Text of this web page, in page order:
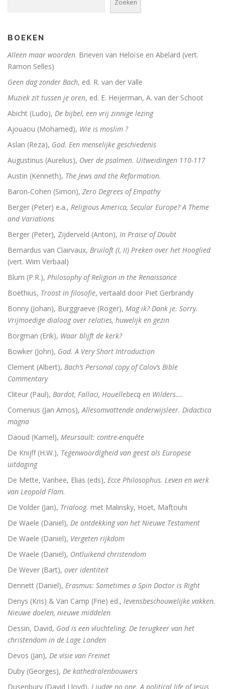
Zoeken
BOEKEN
Alleen maar woorden. Brieven van Heloïse en Abelard (vert.
Ramon Selles)
Geen dag zonder Bach, ed. R. van der Valle
Muziek zit tussen je oren, ed. E. Heijerman, A. van der Schoot
Abicht (Ludo), De bijbel, een vrij zinnige lezing
Ajouaou (Mohamed), Wie is moslim ?
Aslan (Reza), God. Een menselijke geschiedenis
Augustinus (Aurelius), Over de psalmen. Uitweidingen 110-117
Austin (Kenneth), The Jews and the Reformation.
Baron-Cohen (Simon), Zero Degrees of Empathy
Berger (Peter) e.a., Religious America, Secular Europe? A Theme
and Variations
Berger (Peter), Zijderveld (Anton), In Praise of Doubt
Bernardus van Clairvaux, Bruiloft (I, II) Preken over het Hooglied
(vert. Wim Verbaal)
Blum (P.R.), Philosophy of Religion in the Renaissance
Boëthius, Troost in filosofie, vertaald door Piet Gerbrandy
Bonny (Johan), Burggraeve (Roger), Mag ik? Dank je. Sorry.
Vrijmoedige dialoog over relaties, huwelijk en gezin
Borgman (Erik), Waar blijft de kerk?
Bowker (John), God. A Very Short Introduction
Clement (Albert), Bach’s Personal copy of Calov’s Bible
Commentary
Cliteur (Paul), Bardot, Fallaci, Houellebecq en Wilders….
Comenius (Jan Amos),Allesomvattende onderwijsleer. Didactica
magna
Daoud (Kamel), Meursault: contre-enquête
De Knijff (H.W.), Tegenwoordigheid van geest als Europese
uitdaging
De Mette, Vanhee, Elias (eds), Ecce Philosophus. Leven en werk
van Leopold Flam.
De Volder (Jan), Trialoog. met Malinsky, Hoet, Maftouhi
De Waele (Daniel), De ontdekking van het Nieuwe Testament
De Waele (Daniël), Vergeten rijkdom
De Waele (Daniël), Ontluikend christendom
De Wever (Bart), over identiteit
Dennett (Daniel), Erasmus: Sometimes a Spin Doctor is Right
Denys (Kris) & Van Camp (Frie) ed., levensbeschouwelijke vakken.
Nieuwe doelen, nieuwe middelen
Dessin, David, God is een vluchteling. De terugkeer van het
christendom in de Lage Landen
Devos (Jan), De visie van Freinet
Duby (Georges), De kathedralenbouwers
Dusenbury (David Lloyd), I judge no one. A political life of Jesus